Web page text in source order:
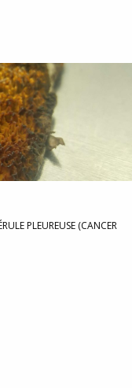
PLEUREUSE (CANCER